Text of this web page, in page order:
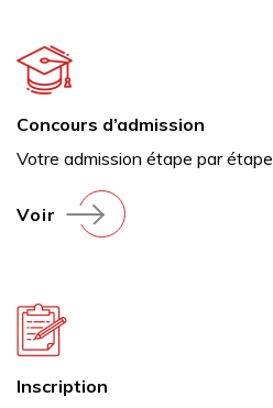
Concours d’admission
Votre admission étape par étape
Voir
Inscription